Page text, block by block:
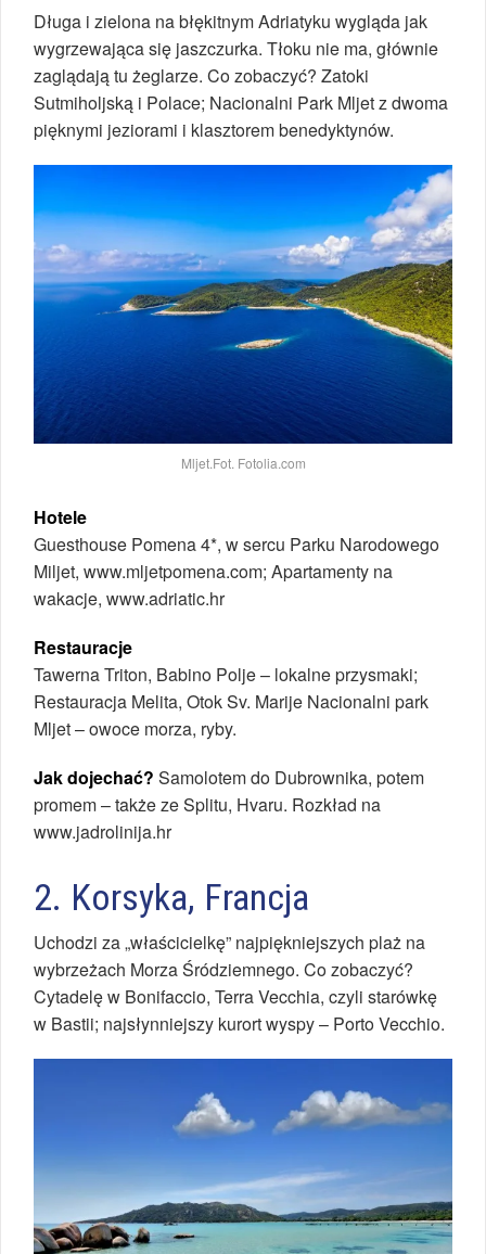
Długa i zielona na błękitnym Adriatyku wygląda jak
wygrzewająca się jaszczurka. Tłoku nie ma, głównie
zaglądają tu żeglarze. Co zobaczyć? Zatoki
Sutmiholjską i Polace; Nacionalni Park Mljet z dwoma
pięknymi jeziorami i klasztorem benedyktynów.
Mljet.Fot. Fotolia.com
Hotele
Guesthouse Pomena 4*, w sercu Parku Narodowego
Miljet, www.mljetpomena.com; Apartamenty na
wakacje, www.adriatic.hr
Restauracje
Tawerna Triton, Babino Polje – lokalne przysmaki;
Restauracja Melita, Otok Sv. Marije Nacionalni park
Mljet – owoce morza, ryby.
Jak dojechać? Samolotem do Dubrownika, potem
promem – także ze Splitu, Hvaru. Rozkład na
www.jadrolinija.hr
2. Korsyka, Francja
Uchodzi za „właścicielkę” najpiękniejszych plaż na
wybrzeżach Morza Śródziemnego. Co zobaczyć?
Cytadelę w Bonifaccio, Terra Vecchia, czyli starówkę
w Bastii; najsłynniejszy kurort wyspy – Porto Vecchio.